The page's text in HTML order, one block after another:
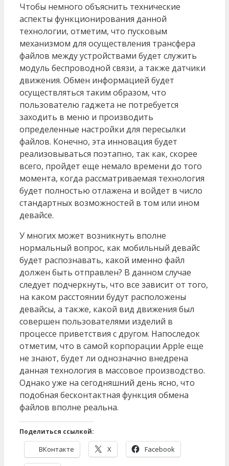
Чтобы немного объяснить технические
аспекты функционирования данной
технологии, отметим, что пусковым
механизмом для осуществления трансфера
файлов между устройствами будет служить
модуль беспроводной связи, а также датчики
движения. Обмен информацией будет
осуществляться таким образом, что
пользователю гаджета не потребуется
заходить в меню и производить
определенные настройки для пересылки
файлов. Конечно, эта инновация будет
реализовываться поэтапно, так как, скорее
всего, пройдет еще немало времени до того
момента, когда рассматриваемая технология
будет полностью отлажена и войдет в число
стандартных возможностей в том или ином
девайсе.
У многих может возникнуть вполне
нормальный вопрос, как мобильный девайс
будет распознавать, какой именно файл
должен быть отправлен? В данном случае
следует подчеркнуть, что все зависит от того,
на каком расстоянии будут расположены
девайсы, а также, какой вид движения был
совершен пользователями изделий в
процессе приветствия с другом. Напоследок
отметим, что в самой корпорации Apple еще
не знают, будет ли однозначно внедрена
данная технология в массовое производство.
Однако уже на сегодняшний день ясно, что
подобная бесконтактная функция обмена
файлов вполне реальна.
Поделиться ссылкой:
ВКонтакте X Facebook